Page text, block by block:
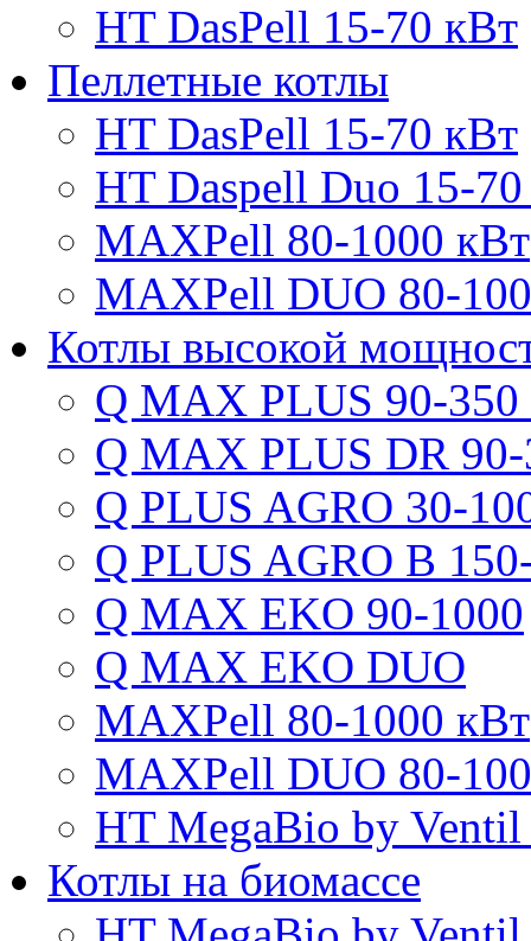
HT DasPell 15-70 кВт
Пеллетные котлы
HT DasPell 15-70 кВт
HT Daspell Duo 15-
MAXPell 80-1000 кВт
MAXPell DUO 80-
Котлы высокой
Q MAX PLUS 90-350
Q MAX PLUS DR
Q PLUS AGRO 30-
Q PLUS AGRO B
Q MAX EKO 90-1000
Q MAX EKO DUO
MAXPell 80-1000 кВт
MAXPell DUO 80-
HT MegaBio by
Котлы на биомассе